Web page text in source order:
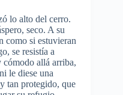
lo alto del cerro.
seco. A su
como si estuvieran
se resistía a
cómodo allá arriba,
le diese una
tan protegido, que